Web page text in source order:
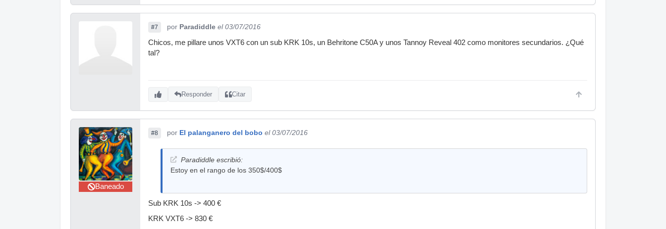
#7 por Paradiddle el 03/07/2016
Chicos, me pillare unos VXT6 con un sub KRK 10s, un Behritone C50A y unos Tannoy Reveal 402 como monitores secundarios. ¿Qué
tal?
Responder Citar
Baneado
#8 por El palanganero del bobo el 03/07/2016
Paradiddle escribió:
Estoy en el rango de los 350$/400$
Sub KRK 10s -> 400 €
KRK VXT6 -> 830 €